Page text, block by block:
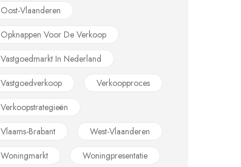
Oost-Vlaanderen
Opknappen Voor De Verkoop
Vastgoedmarkt In Nederland
Vastgoedverkoop
Verkoopproces
Verkoopstrategieën
Vlaams-Brabant
West-Vlaanderen
Woningmarkt
Woningpresentatie